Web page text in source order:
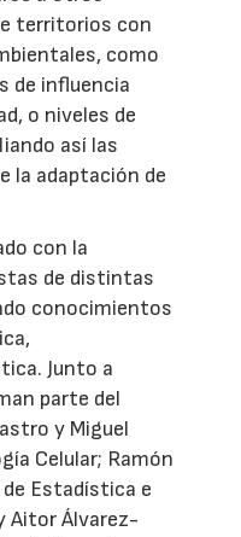
territorios con
como
de influencia
o niveles de
así las
la adaptación de
con la
de distintas
conocimientos
Junto a
parte del
y Miguel
Celular; Ramón
Estadística e
Aitor Álvarez-